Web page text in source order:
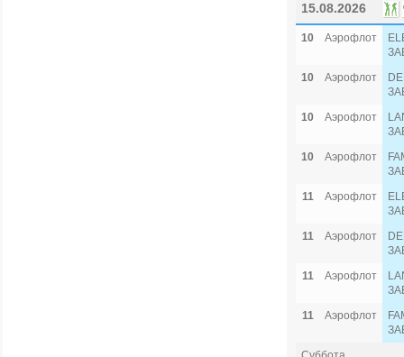
15.08.2026
10 Аэрофлот
10
Аэрофлот
10
Аэрофлот
10
Аэрофлот
11
Аэрофлот
11
Аэрофлот
11
Аэрофлот
11
Аэрофлот